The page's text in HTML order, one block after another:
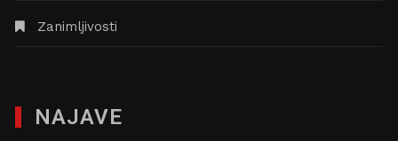
Zanimljivosti
NAJAVE